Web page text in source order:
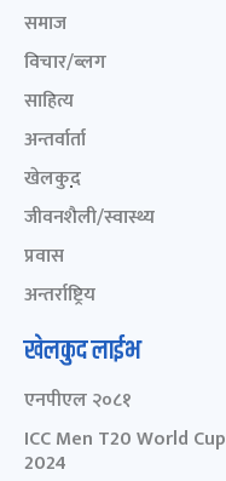
समाज
विचार/ब्लग
साहित्य
अन्तर्वार्ता
खेलकुद़़
जीवनशैली/स्वास्थ्य
प्रवास
अन्तर्राष्ट्रिय
खेलकुद लाईभ
एनपीएल २०८१
ICC Men T20 World Cup
2024